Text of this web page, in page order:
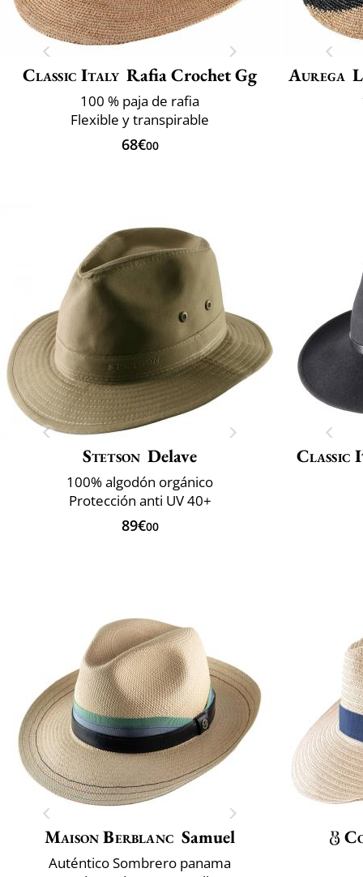
Classic Italy Rafia Crochet Gg
100 % paja de rafia
Flexible y transpirable
68€00
Aurega
Stetson Delave
100% algodón orgánico
Protección anti UV 40+
89€00
Classic
Maison Berblanc Samuel
Auténtico Sombrero panama